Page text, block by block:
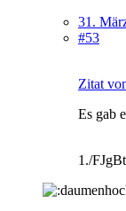
31.
#53
Zitat
Es gab
1./